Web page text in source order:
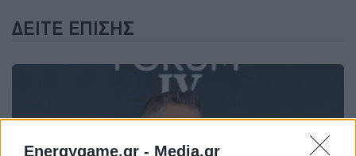
Energygame.gr - Media.gr
ΔΕΊΤΕ ΕΠΊΣΗΣ